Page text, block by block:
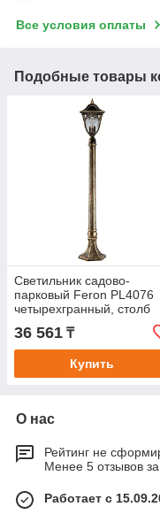
Все условия оплаты
Подобные товары
Светильник садово-
парковый Feron PL4076
четырехгранный, столб
60W E27 230V, черное
золото
36 561 ₸
Купить
О нас
Рейтинг не
Менее 5 отзывов
Работает с